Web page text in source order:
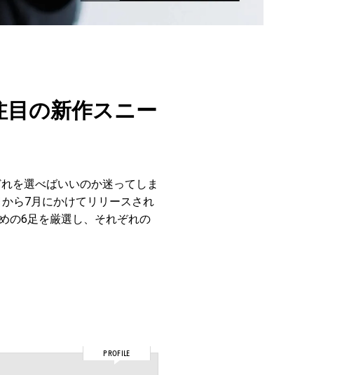
の新作スニー
を選べばいいのか迷ってしま
ら7月にかけてリリースされ
の6足を厳選し、それぞれの
PROFILE